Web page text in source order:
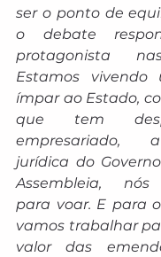
ser o ponto de
o debate
protagonista
Estamos vivendo
ímpar ao Estado,
que tem
empresariado,
jurídica do
Assembleia, nós
para voar. E para
vamos trabalhar
valor das